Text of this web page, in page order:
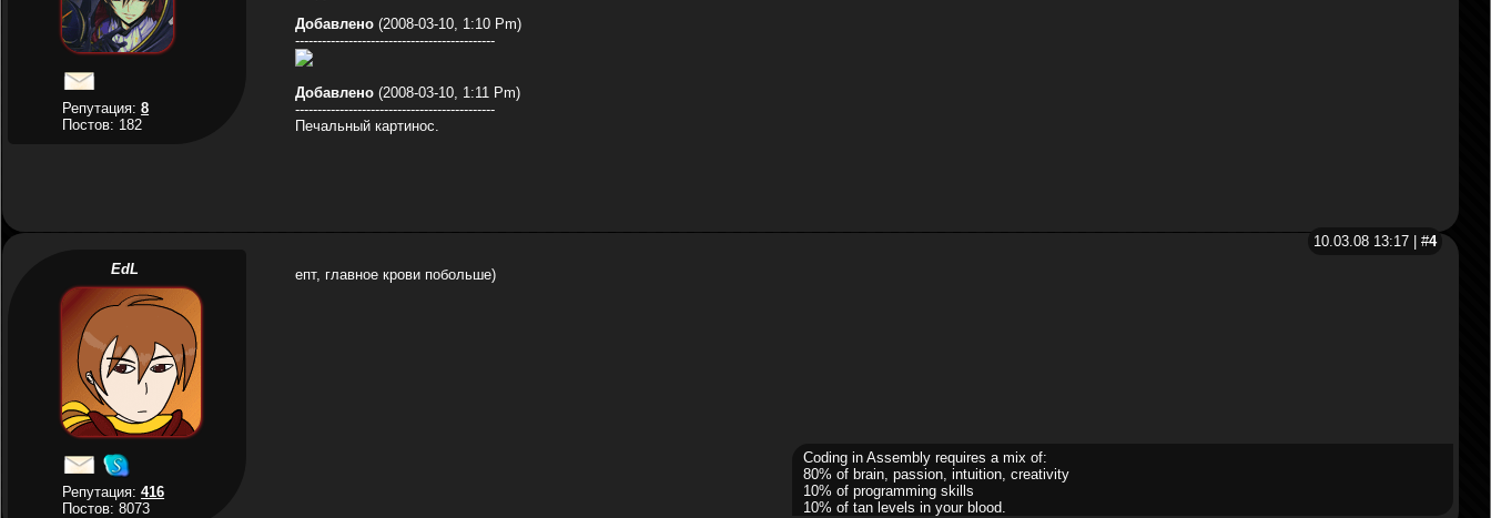
Репутация:8
Постов: 182
Добавлено(2008-03-10, 1:10 Pm)
---------------------------------------------
Добавлено(2008-03-10, 1:11 Pm)
---------------------------------------------
Печальный картинос.
10.03.08 13:17 | #4
EdL
Репутация:416
Постов: 8073
епт, главное крови побольше)
Coding in Assembly requires a mix of:
80% of brain, passion, intuition, creativity
10% of programming skills
10% of tan levels in your blood.